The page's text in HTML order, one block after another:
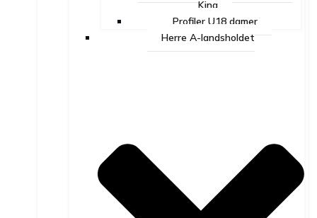
Kina
Profiler U18 damer
Herre A-landsholdet